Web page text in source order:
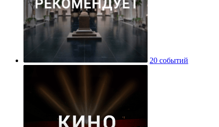
20 событий